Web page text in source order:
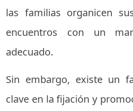
las familias organicen
encuentros con un
adecuado.
Sin embargo, existe un
clave en la fijación y